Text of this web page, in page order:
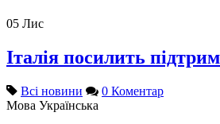
05 Лис
Італія посилить
Всі новини
0 Коментар
Мова Українська